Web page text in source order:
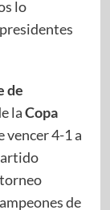
lo
de
laCopa
vencer 4-1 a
de